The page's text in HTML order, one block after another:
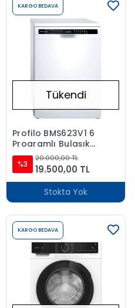
KARGO BEDAVA
Tükendi
Profilo BMS623V1 6
Programlı Bulaşık
Makinesi
%3
20.000,00 TL
19.500,00 TL
Stokta Yok
KARGO BEDAVA